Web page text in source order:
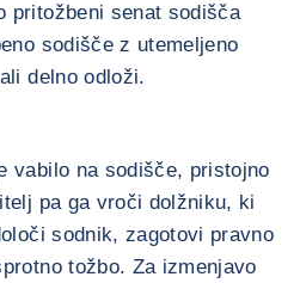
pritožbeni senat sodišča
sodišče z utemeljeno
delno odloži.
vabilo na sodišče, pristojno
pa ga vroči dolžniku, ki
sodnik, zagotovi pravno
tožbo. Za izmenjavo